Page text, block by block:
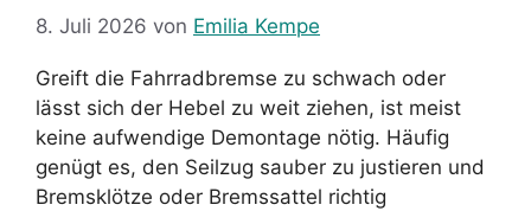
8. Juli 2026 von Emilia Kempe
Greift die Fahrradbremse zu schwach oder
lässt sich der Hebel zu weit ziehen, ist meist
keine aufwendige Demontage nötig. Häufig
genügt es, den Seilzug sauber zu justieren und
Bremsklötze oder Bremssattel richtig